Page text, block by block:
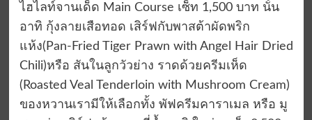
ไฮไลท์จานเด็ด Main Course เซ็ท 1,500 บาท นั้น
อาทิ กุ้งลายเสือทอด เสิร์ฟกับพาสต้าผัดพริก
แห้ง(Pan-Fried Tiger Prawn with Angel Hair Dried
Chili)หรือ สันในลูกวัวย่าง ราดด้วยครีมเห็ด
(Roasted Veal Tenderloin with Mushroom Cream)
ของหวานเรามีให้เลือกทั้ง พัฟครีมคาราเมล หรือ มู